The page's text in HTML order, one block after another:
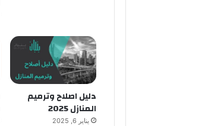
دليل اصلاح وترميم
المنازل 2025
يناير 6, 2025